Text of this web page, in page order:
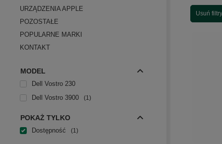
URZĄDZENIA APPLE
POZOSTAŁE
POPULARNE MARKI
KONTAKT
MODEL
Dell Vostro 230
Dell Vostro 3900
1
POKAŻ TYLKO
Dostępność 1
Usuń filtry